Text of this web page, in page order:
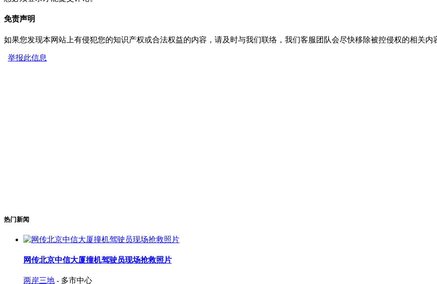
免责声明
如果您发现本网站上有侵犯您的知识产权或合法权益的内容，请及时与我们联络，我们客服团队会尽快移除被控侵权的相关内
举报此信息
热门新闻
网传北京中信大厦撞机驾驶员现场抢救照片
两岸三地 - 多市中心